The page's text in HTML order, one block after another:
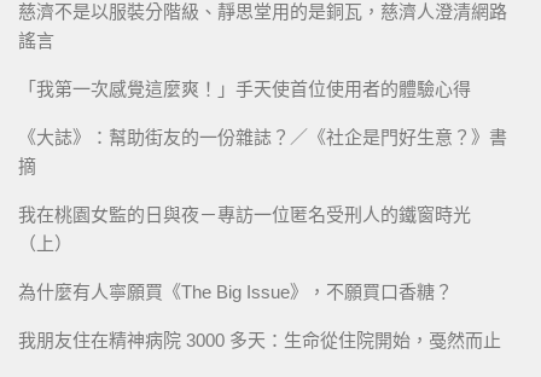
慈濟不是以服裝分階級、靜思堂用的是銅瓦，慈濟人澄清網路
謠言
「我第一次感覺這麼爽！」手天使首位使用者的體驗心得
《大誌》：幫助街友的一份雜誌？／《社企是門好生意？》書
摘
我在桃園女監的日與夜－專訪一位匿名受刑人的鐵窗時光
（上）
為什麼有人寧願買《The Big Issue》，不願買口香糖？
我朋友住在精神病院 3000 多天：生命從住院開始，戞然而止